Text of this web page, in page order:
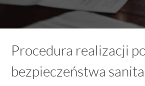
Procedura realizacji
bezpieczeństwa